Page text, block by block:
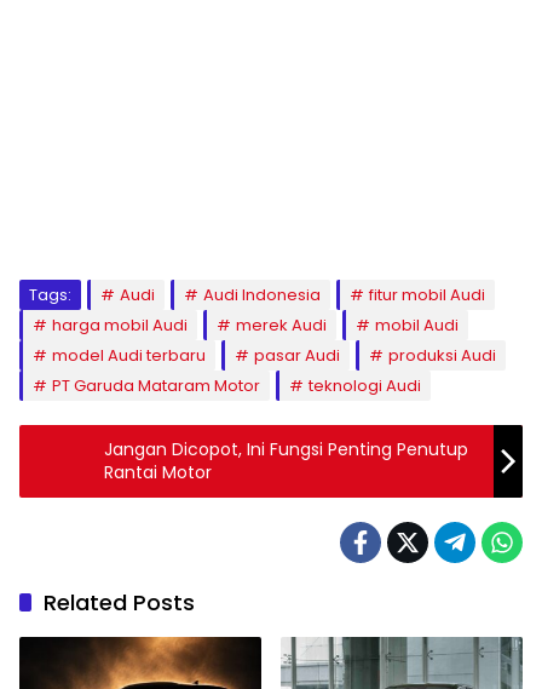
Tags: Audi Audi Indonesia
fitur mobil Audi
harga mobil Audi
merek Audi
mobil Audi
model Audi terbaru
pasar Audi
produksi Audi
PT Garuda Mataram Motor
teknologi Audi
Jangan Dicopot, Ini Fungsi Penting Penutup
Rantai Motor
Related Posts